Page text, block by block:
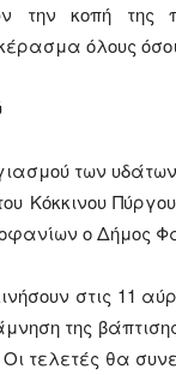
την κοπή
όλους
των
Κόκκινου
ο Δήμος
στις 11
της
τελετές θα